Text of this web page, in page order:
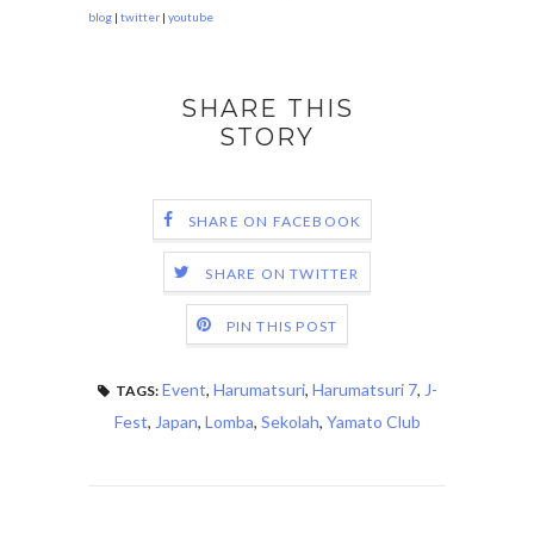
blog | twitter | youtube
SHARE THIS
STORY
SHARE ON FACEBOOK
SHARE ON TWITTER
PIN THIS POST
TAGS: Event, Harumatsuri, Harumatsuri 7, J-
Fest, Japan, Lomba, Sekolah, Yamato Club